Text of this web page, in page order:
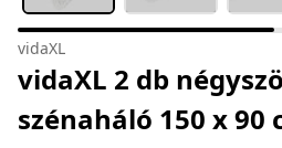
vidaXL
vidaXL 2 db
szénaháló 150 x 90